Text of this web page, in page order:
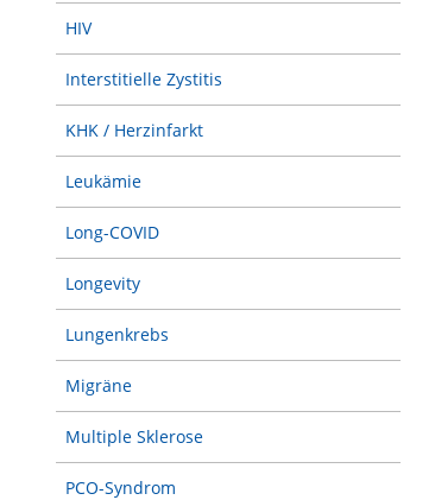
HIV
Interstitielle Zystitis
KHK / Herzinfarkt
Leukämie
Long-COVID
Longevity
Lungenkrebs
Migräne
Multiple Sklerose
PCO-Syndrom